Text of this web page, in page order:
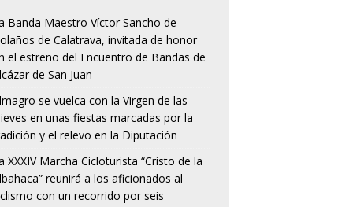
Banda Maestro Víctor Sancho de
de Calatrava, invitada de honor
el estreno del Encuentro de Bandas de
de San Juan
se vuelca con la Virgen de las
en unas fiestas marcadas por la
y el relevo en la Diputación
XXXIV Marcha Cicloturista “Cristo de la
reunirá a los aficionados al
con un recorrido por seis